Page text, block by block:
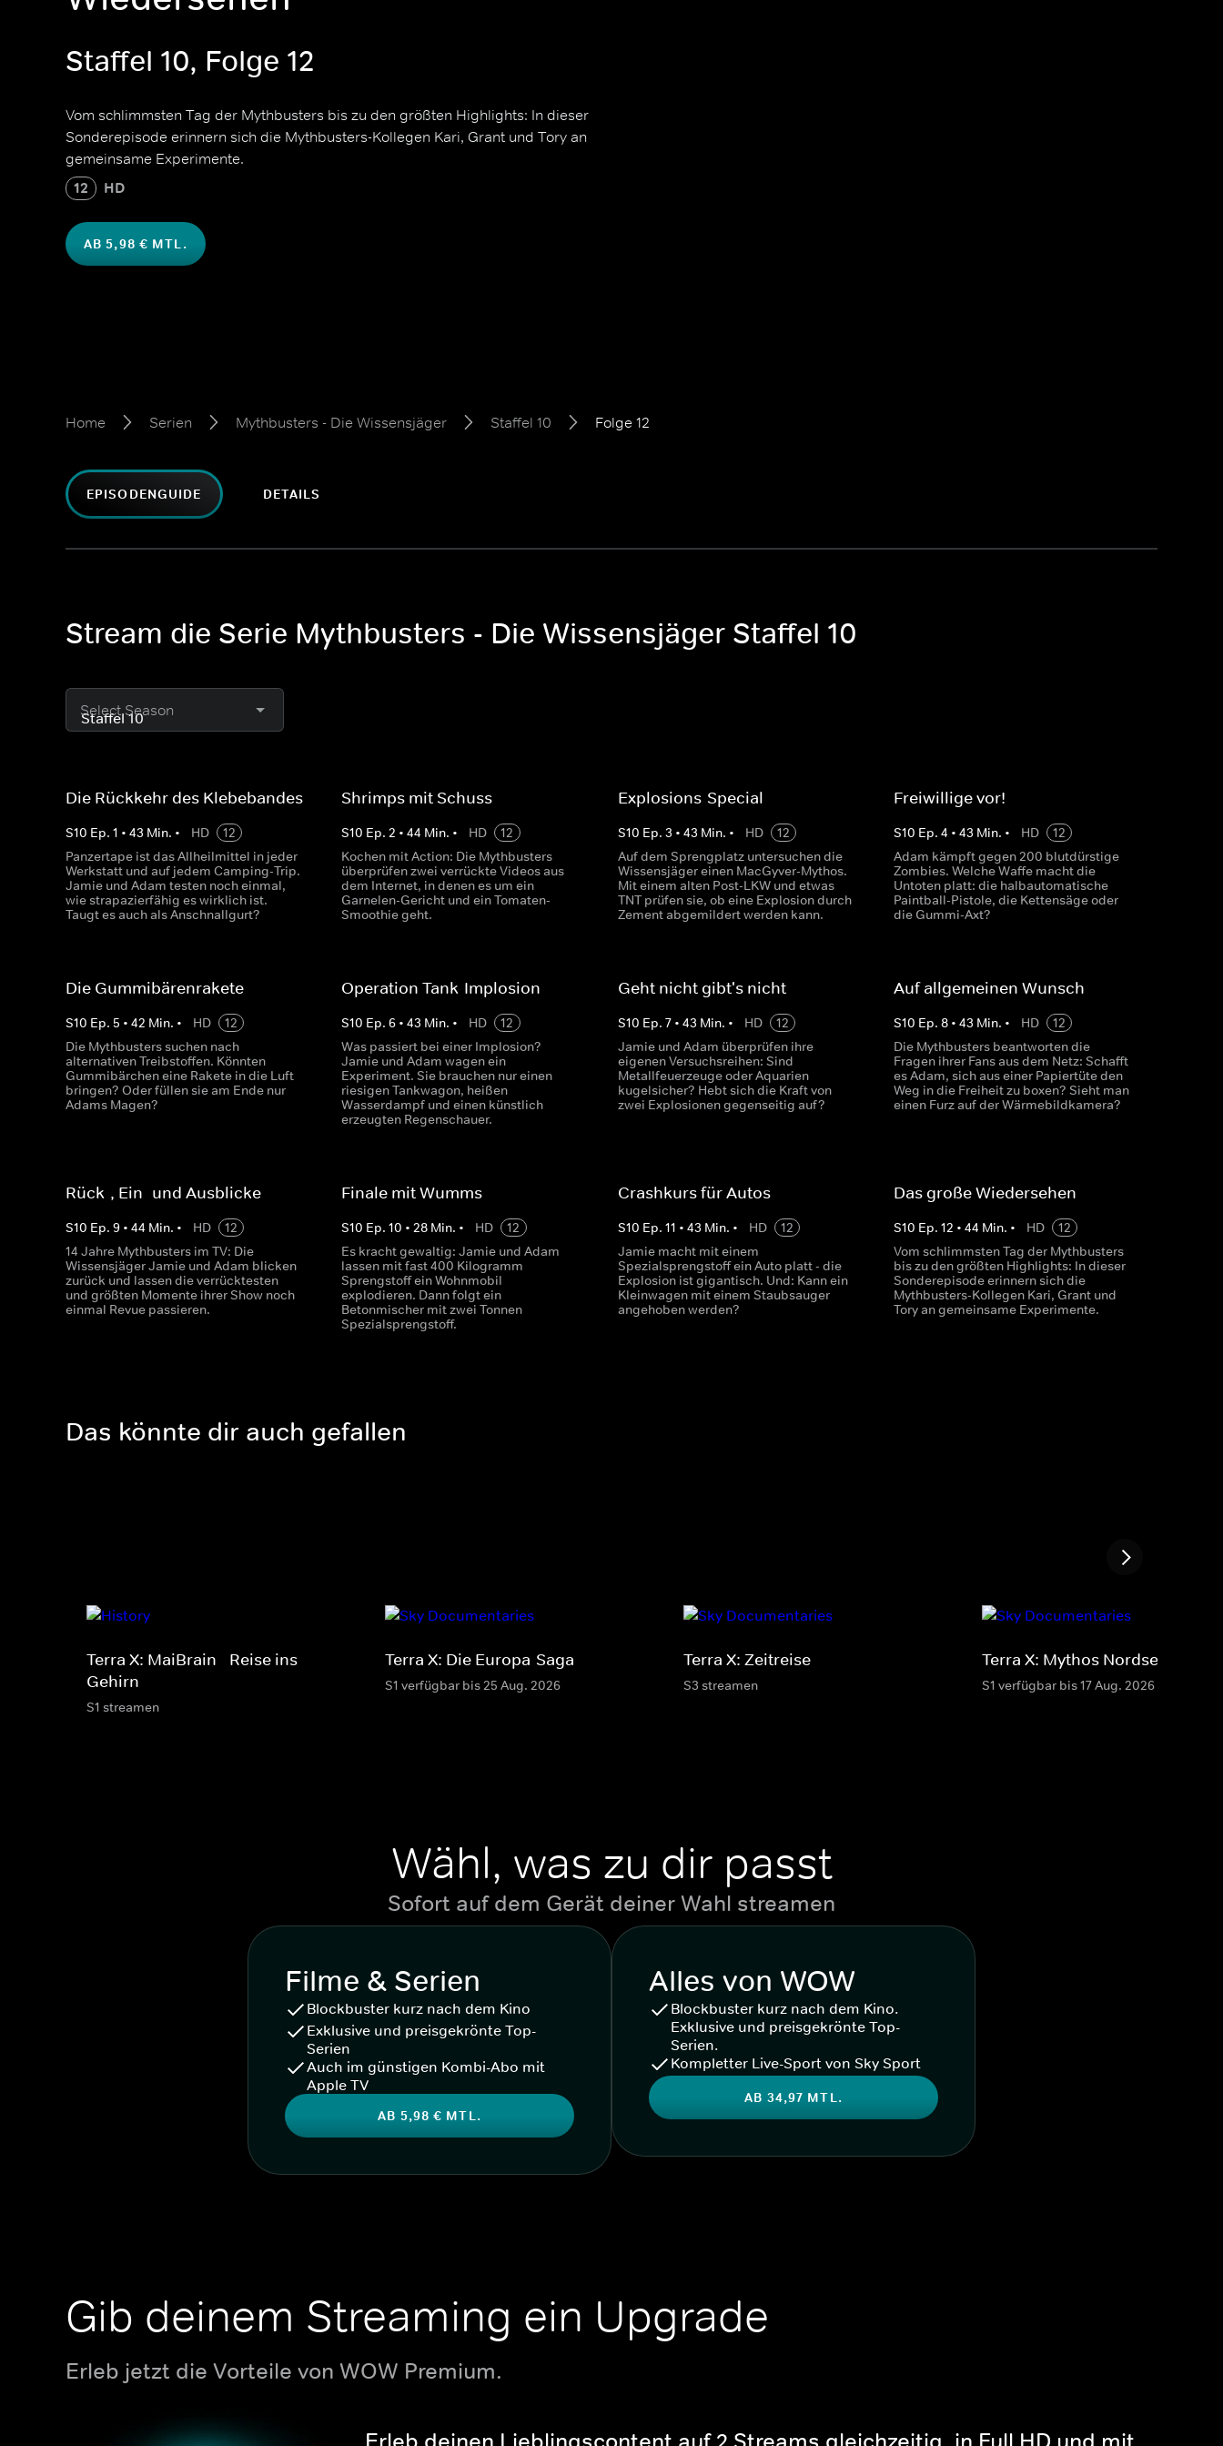
Staffel 10, Folge 12
Vom schlimmsten Tag der Mythbusters bis zu den größten Highlights: In dieser
Sonderepisode erinnern sich die Mythbusters-Kollegen Kari, Grant und Tory an
gemeinsame Experimente.
12 HD
AB 5,98 € MTL.
Home Serien Mythbusters - Die Wissensjäger Staffel 10 Folge 12
EPISODENGUIDE DETAILS
Stream die Serie Mythbusters - Die Wissensjäger Staffel 10
Select Season
Die Rückkehr des Klebebandes
S10 Ep. 1 • 43 Min. • HD
12
Panzertape ist das Allheilmittel in jeder
Werkstatt und auf jedem Camping-Trip.
Jamie und Adam testen noch einmal,
wie strapazierfähig es wirklich ist.
Taugt es auch als Anschnallgurt?
Shrimps mit Schuss
S10 Ep.2 •44 Min. • HD
12
Kochen mit Action: Die Mythbusters
überprüfen zwei verrückte Videos aus
dem Internet, in denen es um ein
Garnelen-Gericht und ein Tomaten-
Smoothie geht.
Explosions-Special
S10 Ep. 3 • 43 Min. • HD
12
Auf dem Sprengplatz untersuchen die
Wissensjäger einen MacGyver-Mythos.
Mit einem alten Post-LKW und etwas
TNT prüfen sie, ob eine Explosion durch
Zement abgemildert werden kann.
Freiwillige vor!
S10 Ep. 4 • 43 Min. • HD
12
Adam kämpft gegen 200 blutdürstige
Zombies. Welche Waffe macht die
Untoten platt: die halbautomatische
Paintball-Pistole, die Kettensäge oder
die Gummi-Axt?
Die Gummibärenrakete
S10 Ep. 5 • 42 Min. • HD
12
Die Mythbusters suchen nach
alternativen Treibstoffen. Könnten
Gummibärchen eine Rakete in die Luft
bringen? Oder füllen sie am Ende nur
Adams Magen?
Operation Tank-Implosion
S10 Ep.6 •43 Min. • HD
12
Was passiert bei einer Implosion?
Jamie und Adam wagen ein
Experiment. Sie brauchen nur einen
riesigen Tankwagon, heißen
Wasserdampf und einen künstlich
erzeugten Regenschauer.
Geht nicht gibt's nicht
S10 Ep. 7• 43 Min. • HD
12
Jamie und Adam überprüfen ihre
eigenen Versuchsreihen: Sind
Metallfeuerzeuge oder Aquarien
kugelsicher? Hebt sich die Kraft von
zwei Explosionen gegenseitig auf?
Auf allgemeinen Wunsch
S10 Ep. 8• 43 Min. • HD
12
Die Mythbusters beantworten die
Fragen ihrer Fans aus dem Netz: Schafft
es Adam, sich aus einer Papiertüte den
Weg in die Freiheit zu boxen? Sieht man
einen Furz auf der Wärmebildkamera?
Rück-, Ein- und Ausblicke
S10 Ep. 9 • 44 Min. • HD
12
14 Jahre Mythbusters im TV: Die
Wissensjäger Jamie und Adam blicken
zurück und lassen die verrücktesten
und größten Momente ihrer Show noch
einmal Revue passieren.
Finale mit Wumms
S10 Ep.10 •28 Min. • HD
12
Es kracht gewaltig: Jamie und Adam
lassen mit fast 400 Kilogramm
Sprengstoff ein Wohnmobil
explodieren. Dann folgt ein
Betonmischer mit zwei Tonnen
Spezialsprengstoff.
Crashkurs für Autos
S10 Ep. 11 • 43 Min. • HD
12
Jamie macht mit einem
Spezialsprengstoff ein Auto platt - die
Explosion ist gigantisch. Und: Kann ein
Kleinwagen mit einem Staubsauger
angehoben werden?
Das große Wiedersehen
S10 Ep. 12 • 44 Min. • HD
12
Vom schlimmsten Tag der Mythbusters
bis zu den größten Highlights: In dieser
Sonderepisode erinnern sich die
Mythbusters-Kollegen Kari, Grant und
Tory an gemeinsame Experimente.
Das könnte dir auch gefallen
Terra X: MaiBrain - Reise ins
Gehirn
S1 streamen
Terra X: Die Europa-Saga
S1 verfügbar bis 25 Aug. 2026
Terra X: Zeitreise
S3 streamen
Terra X: Mythos Nordsee
S1 verfügbar bis 17 Aug. 2026
Wähl, was zu dir passt
Sofort auf dem Gerät deiner Wahl streamen
Filme & Serien
Blockbuster kurz nach dem Kino
Exklusive und preisgekrönte Top-
Serien
Auch im günstigen Kombi-Abo mit
Apple TV
AB 5,98 € MTL.
Alles von WOW
Blockbuster kurz nach dem Kino.
Exklusive und preisgekrönte Top-
Serien.
Kompletter Live-Sport von Sky Sport
AB 34,97 MTL.
Gib deinem Streaming ein Upgrade
Erleb jetzt die Vorteile von WOW Premium.